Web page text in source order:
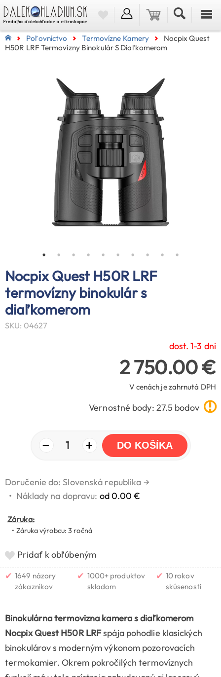
Poľovníctvo Termovízne Kamery
Nocpix Quest
H50R LRF Termovízny Binokulár S Diaľkomerom
Nocpix Quest H50R LRF
termovízny binokulár s
diaľkomerom
SKU: 04627
dost. 1-3 dni
2 750.00 €
V cenách je zahrnutá DPH
Vernostné body: 27.5 bodov
− 1 + DO KOŠÍKA
Doručenie do: Slovenská republika →
• Náklady na dopravu: od 0.00 €
Záruka:
• Záruka výrobcu: 3 ročná
Pridať k obľúbeným
✔ 1649 názory
zákazníkov
✔ 1000+ produktov
skladom
✔ 10 rokov
skúsenosti
Binokulárna termovizna kamera s diaľkomerom
Nocpix Quest H50R LRFspája pohodlie klasických
binokulárov s moderným výkonom pozorovacích
termokamier. Okrem pokročilých termovíznych